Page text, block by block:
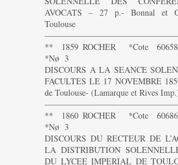
AVOCATS – 27 p.- Bonnal et
Toulouse
** 1859 ROCHER *Cote
*Nø 3
DISCOURS A LA SEANCE
FACULTES LE 17 NOVEMBRE
de Toulouse- (Lamarque et Rives
** 1860 ROCHER *Cote
*Nø 3
DISCOURS DU RECTEUR DE
LA DISTRIBUTION
DU LYCEE IMPERIAL DE